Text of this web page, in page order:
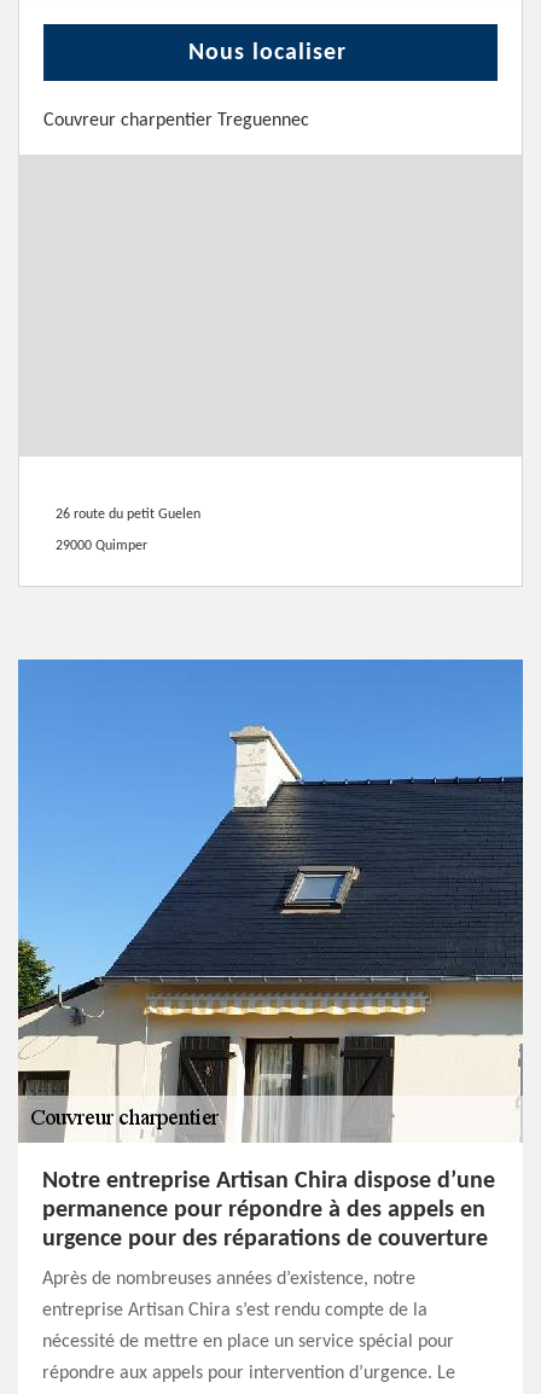
Nous localiser
Couvreur charpentier Treguennec
26 route du petit Guelen
29000 Quimper
Notre entreprise Artisan Chira dispose d’une
permanence pour répondre à des appels en
urgence pour des réparations de couverture
Après de nombreuses années d’existence, notre
entreprise Artisan Chira s’est rendu compte de la
nécessité de mettre en place un service spécial pour
répondre aux appels pour intervention d’urgence. Le